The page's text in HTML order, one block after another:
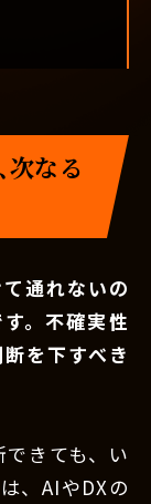
次なる
通れないの
。不確実性
を下すべき
きても、い
、AIやDXの